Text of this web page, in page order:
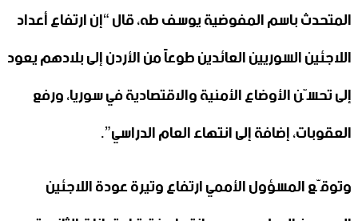
المتحدث باسم المفوضية يوسف طه، قال “إن ارتفاع أعداد
اللاجئين السوريين العائدين طوعاً من الأردن إلى بلادهم يعود
إلى تحسّن الأوضاع الأمنية والاقتصادية في سوريا، ورفع
العقوبات، إضافة إلى انتهاء العام الدراسي”.
وتوقّع المسؤول الأممي ارتفاع وتيرة عودة اللاجئين